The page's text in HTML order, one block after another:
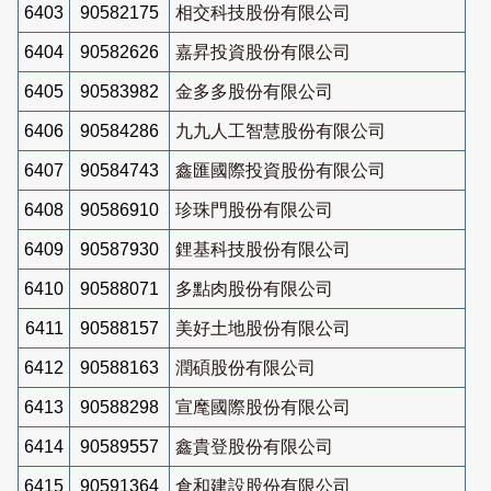
6403 90582175 相交科技股份有限公司
6404 90582626 嘉昇投資股份有限公司
6405 90583982 金多多股份有限公司
6406 90584286 九九人工智慧股份有限公司
6407 90584743 鑫匯國際投資股份有限公司
6408 90586910 珍珠門股份有限公司
6409 90587930 鋰基科技股份有限公司
6410 90588071 多點肉股份有限公司
6411 90588157 美好土地股份有限公司
6412 90588163 潤碩股份有限公司
6413 90588298 宣麾國際股份有限公司
6414 90589557 鑫貴登股份有限公司
6415 90591364 倉和建設股份有限公司